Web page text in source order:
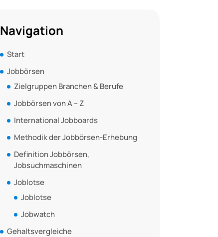
Navigation
Start
Jobbörsen
Zielgruppen Branchen & Berufe
Jobbörsen von A – Z
International Jobboards
Methodik der Jobbörsen-Erhebung
Definition Jobbörsen,
Jobsuchmaschinen
Joblotse
Joblotse
Jobwatch
Gehaltsvergleiche